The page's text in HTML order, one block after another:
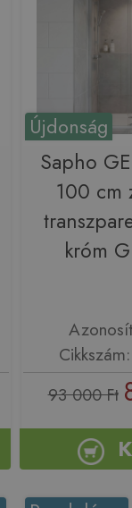
Újdonság
Sapho
100 cm
króm
93 000 Ft